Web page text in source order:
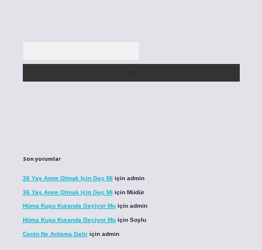
Son yorumlar
36 Yaş Anne Olmak Için Geç Mi için admin
36 Yaş Anne Olmak Için Geç Mi için Müdür
Hüma Kuşu Kuranda Geçiyor Muiçin admin
Hüma Kuşu Kuranda Geçiyor Muiçin Soylu
Cenin Ne Anlama Geliriçin admin